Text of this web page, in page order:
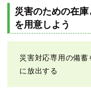
災害のための在庫
を用意しよう
災害対応専用の備
に放出する